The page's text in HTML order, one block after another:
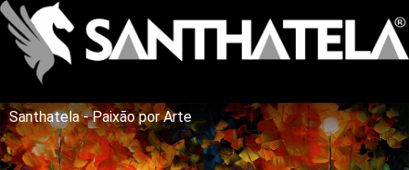
Santhatela - Paixão por Arte